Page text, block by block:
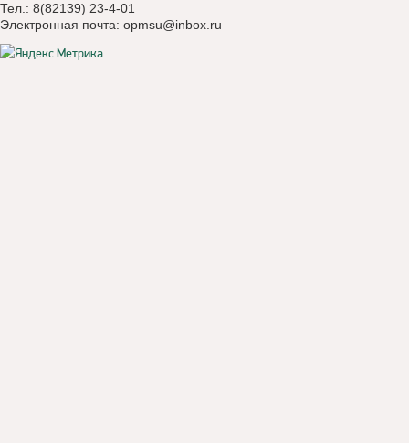
Тел.: 8(82139) 23-4-01
Электронная почта: opmsu@inbox.ru